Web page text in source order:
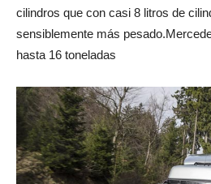
cilindros que con casi 8 litros de
sensiblemente más
hasta 16 toneladas